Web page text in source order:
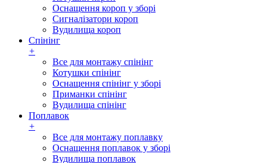
Оснащення короп у зборі
Сигналізатори короп
Вудилища короп
Спінінг
+
Все для монтажу спінінг
Котушки спінінг
Оснащення спінінг у зборі
Приманки спінінг
Вудилища спінінг
Поплавок
+
Все для монтажу поплавку
Оснащення поплавок у зборі
Вудилища поплавок